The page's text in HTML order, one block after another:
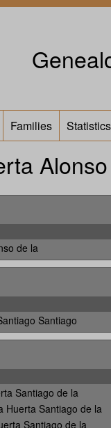
Families Statistics
de la
Santiago
Santiago de la
Huerta Santiago de la
Santiago de la